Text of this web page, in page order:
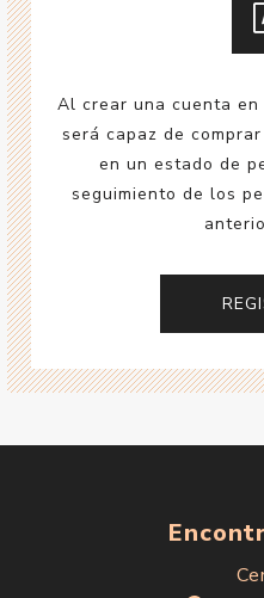
Al crear una cuenta
será capaz de
en un estado de
seguimiento de los